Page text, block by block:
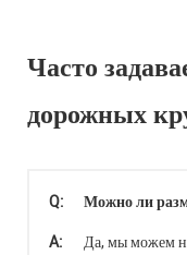
Часто
дорожных
Q:
Можно ли
A:
Да, мы можем